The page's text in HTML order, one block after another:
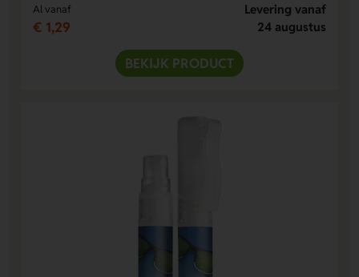
Al vanaf
€ 1,29
Levering vanaf
24 augustus
BEKIJK PRODUCT